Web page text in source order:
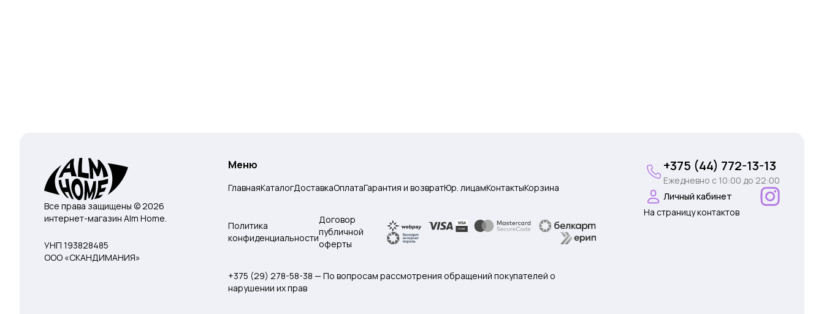
Все права защищены © 2026
интернет-магазин Alm Home.
УНП 193828485
ООО «СКАНДИМАНИЯ»
Меню
ГлавнаяКаталогДоставкаОплатаГарантия и возвратЮр. лицамКонтактыКорзина
Политика
конфиденциальности
Договор
публичной
оферты
+375 (29) 278-58-38 — По вопросам рассмотрения обращений покупателей о
нарушении их прав
+375 (44) 772-13-13
Ежедневно c 10:00 до 22:00
Личный кабинет
На страницу контактов